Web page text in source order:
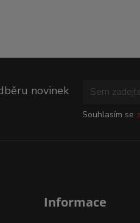
novinek
Souhlasím se
Informace